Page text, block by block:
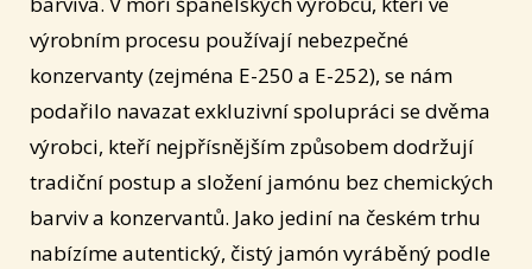
výrobním procesu používají nebezpečné
konzervanty (zejména E-250 a E-252), se nám
podařilo navazat exkluzivní spolupráci se dvěma
výrobci, kteří nejpřísnějším způsobem dodržují
tradiční postup a složení jamónu bez chemických
barviv a konzervantů. Jako jediní na českém trhu
nabízíme autentický, čistý jamón vyráběný podle